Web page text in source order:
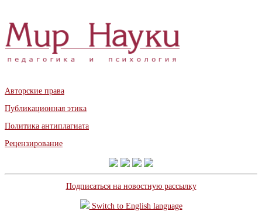
Авторские права
Публикационная этика
Политика антиплагиата
Рецензирование
Подписаться на новостную рассылку
Switch to English language